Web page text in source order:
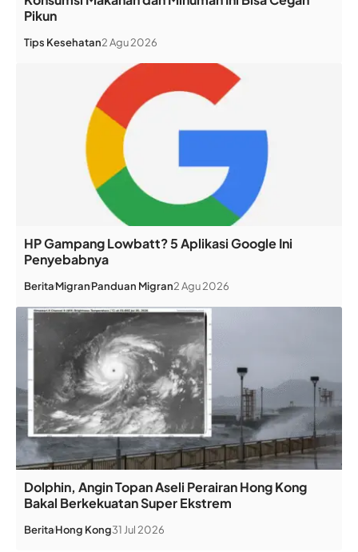
Pikun
Tips Kesehatan2 Agu 2026
HP Gampang Lowbatt? 5 Aplikasi Google Ini
Penyebabnya
BeritaMigranPanduan Migran2 Agu 2026
Dolphin, Angin Topan Aseli Perairan Hong Kong
Bakal Berkekuatan Super Ekstrem
BeritaHong Kong31 Jul 2026